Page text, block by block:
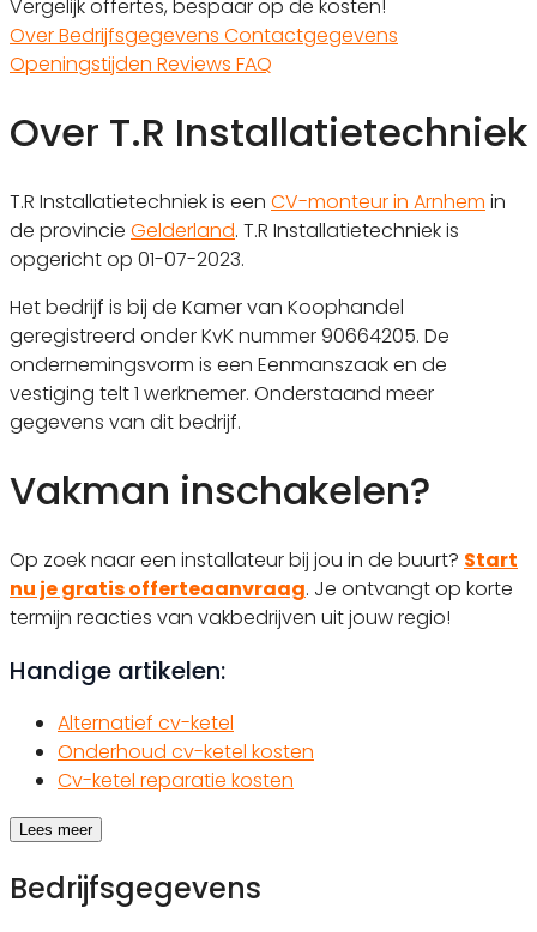
Vergelijk offertes, bespaar op de kosten!
OverBedrijfsgegevens Contactgegevens
Openingstijden Reviews FAQ
Over T.R Installatietechniek
T.R Installatietechniek is een CV-monteur in Arnhem in
de provincie Gelderland. T.R Installatietechniek is
opgericht op 01-07-2023.
Het bedrijf is bij de Kamer van Koophandel
geregistreerd onder KvK nummer 90664205. De
ondernemingsvorm is een Eenmanszaak en de
vestiging telt 1 werknemer. Onderstaand meer
gegevens van dit bedrijf.
Vakman inschakelen?
Op zoek naar een installateur bij jou in de buurt? Start
nu je gratis offerteaanvraag. Je ontvangt op korte
termijn reacties van vakbedrijven uit jouw regio!
Handige artikelen:
Alternatief cv-ketel
Onderhoud cv-ketel kosten
Cv-ketel reparatie kosten
Lees meer
Bedrijfsgegevens